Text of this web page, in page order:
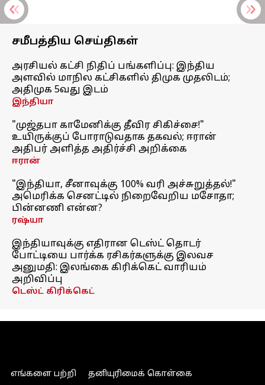
சமீபத்திய செய்திகள்
அரசியல் கட்சி நிதிப் பங்களிப்பு: இந்திய
அளவில் மாநில கட்சிகளில் திமுக முதலிடம்;
அதிமுக 5வது இடம்
இந்தியா
"முஜ்தபா காமேனிக்கு தீவிர சிகிச்சை!"
உயிருக்குப் போராடுவதாக தகவல்; ஈரான்
அதிபர் அளித்த அதிர்ச்சி அறிக்கை
ஈரான்
"இந்தியா, சீனாவுக்கு 100% வரி அச்சுறுத்தல்!"
அமெரிக்க செனட்டில் நிறைவேறிய மசோதா;
பின்னணி என்ன?
ரஷ்யா
இந்தியாவுக்கு எதிரான டெஸ்ட் தொடர்
போட்டியை பார்க்க ரசிகர்களுக்கு இலவச
அனுமதி: இலங்கை கிரிக்கெட் வாரியம்
அறிவிப்பு
டெஸ்ட் கிரிக்கெட்
எங்களை பற்றி தனியுரிமைக் கொள்கை